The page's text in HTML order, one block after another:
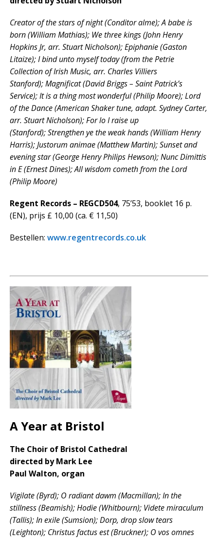
Creator of the stars of night (Conditor alme); A babe is
born (William Mathias); We three kings (John Henry
Hopkins Jr, arr. Stuart Nicholson); Epiphanie (Gaston
Litaize); I bind unto myself today (from the Petrie
Collection of Irish Music, arr. Charles Villiers
Stanford); Magnificat (David Briggs – Saint Patrick’s
Service); It is a thing most wonderful (Philip Moore); Lord
of the Dance (American Shaker tune, adapt. Sydney Carter,
arr. Stuart Nicholson); For lo I raise up
(Stanford); Strengthen ye the weak hands (William Henry
Harris); Justorum animae (Matthew Martin); Sunset and
evening star (George Henry Philips Hewson); Nunc Dimittis
in E (Ernest Dines); All wisdom cometh from the Lord
(Philip Moore)
Regent Records – REGCD504, 75’53, booklet 16 p.
(EN), prijs £ 10,00 (ca. € 11,50)
Bestellen: www.regentrecords.co.uk
A Year at Bristol
The Choir of Bristol Cathedral
directed by Mark Lee
Paul Walton, organ
Vigilate (Byrd); O radiant dawm (Macmillan); In the
stillness (Beamish); Hodie (Whitbourn); Videte miraculum
(Tallis); In exile (Sumsion); Dorp, drop slow tears
(Leighton); Christus factus est (Bruckner); O vos omnes